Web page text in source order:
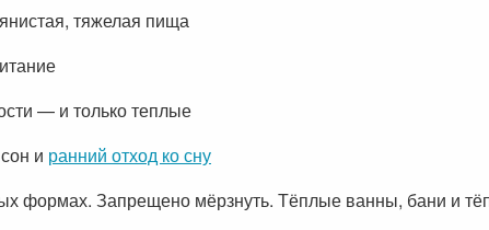
тяжелая пища
— и только теплые
и ранний отход ко сну
формах. Запрещено мёрзнуть. Тёплые ванны, бани и